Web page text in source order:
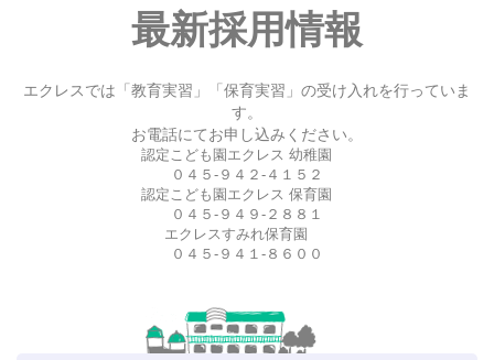
最新採用情報
エクレスでは「教育実習」「保育実習」の受け入れを行っていま
す。
お電話にてお申し込みください。
認定こども園エクレス 幼稚園
０４５-９４２-４１５２
認定こども園エクレス 保育園
０４５-９４９-２８８１
エクレスすみれ保育園
０４５-９４１-８６００